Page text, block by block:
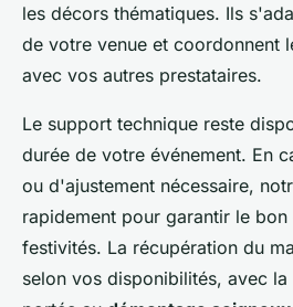
les décors thématiques. Ils
de votre venue et coordonnent
avec vos autres prestataires.
Le support technique reste
durée de votre événement. En
ou d'ajustement nécessaire,
rapidement pour garantir le
festivités. La récupération du
selon vos disponibilités, avec la